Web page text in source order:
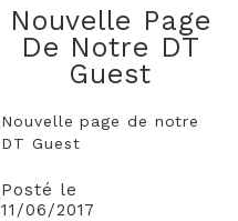
Nouvelle Page
De Notre DT
Guest
Nouvelle page de notre
DT Guest
Posté le
11/06/2017